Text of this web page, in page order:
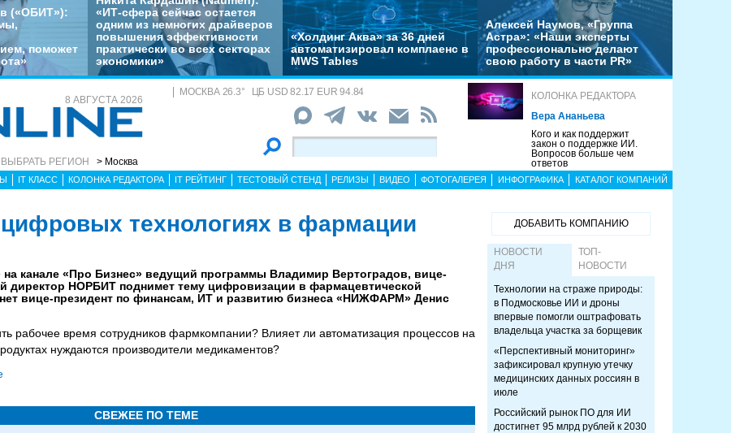
(«ОБИТ»):
поможет
«ИТ-сфера сейчас остается
одним из немногих драйверов
повышения эффективности
практически во всех секторах
экономики»
«Холдинг Аква» за 36 дней
автоматизировал комплаенс в
MWS Tables
Алексей Наумов, «Группа
Астра»: «Наши эксперты
профессионально делают
свою работу в части PR»
8 АВГУСТА 2026
ВЫБРАТЬ РЕГИОН > Москва
МОСКВА 26.3° ЦБ USD 82.17 EUR 94.84
КОЛОНКА РЕДАКТОРА
Вера Ананьева
Кого и как поддержит
закон о поддержке ИИ.
Вопросов больше чем
ответов
IT КЛАСС КОЛОНКА РЕДАКТОРА IT РЕЙТИНГ ТЕСТОВЫЙ СТЕНД РЕЛИЗЫ ВИДЕО ФОТОГАЛЕРЕЯ ИНФОГРАФИКА КАТАЛОГ КОМПАНИЙ
цифровых технологиях в фармации
на канале «Про Бизнес» ведущий программы Владимир Вертоградов, вице-
директор НОРБИТ поднимет тему цифровизации в фармацевтической
вице-президент по финансам, ИТ и развитию бизнеса «НИЖФАРМ» Денис
рабочее время сотрудников фармкомпании? Влияет ли автоматизация процессов на
нуждаются производители медикаментов?
СВЕЖЕЕ ПО ТЕМЕ
ДОБАВИТЬ КОМПАНИЮ
НОВОСТИ
ДНЯ
ТОП-
НОВОСТИ
Технологии на страже природы:
в Подмосковье ИИ и дроны
впервые помогли оштрафовать
владельца участка за борщевик
«Перспективный мониторинг»
зафиксировал крупную утечку
медицинских данных россиян в
июле
Российский рынок ПО для ИИ
достигнет 95 млрд рублей к 2030